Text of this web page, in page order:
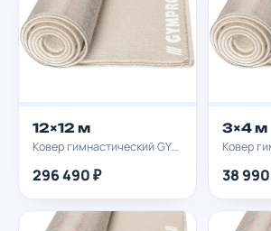
12×12 м
Ковер гимнастический GYMPROF 12х12м
296 490 ₽
3×4 м
38